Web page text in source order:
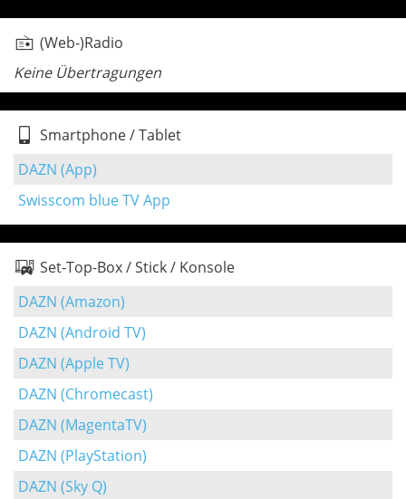
(Web-)Radio
Keine Übertragungen
Smartphone / Tablet
DAZN (App)
Swisscom blue TV App
Set-Top-Box / Stick / Konsole
DAZN (Amazon)
DAZN (Android TV)
DAZN (Apple TV)
DAZN (Chromecast)
DAZN (MagentaTV)
DAZN (PlayStation)
DAZN (Sky Q)